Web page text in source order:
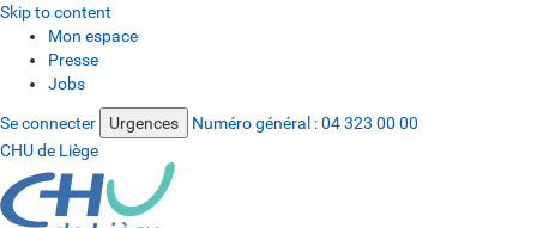
Skip to content
Mon espace
Presse
Jobs
Se connecter Urgences Numéro général :04 323 00 00
CHU de Liège